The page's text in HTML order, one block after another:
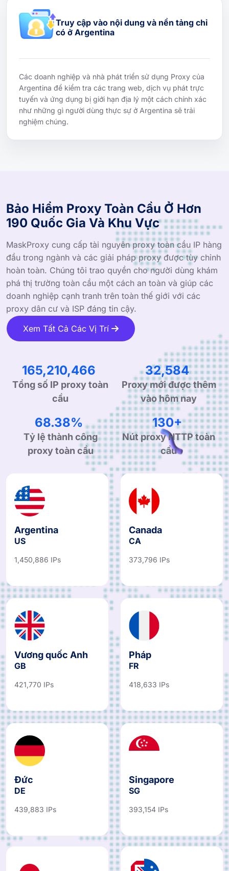
Truy cập vào nội dung và nền tảng chỉ
có ở Argentina
Các doanh nghiệp và nhà phát triển sử dụng Proxy của
Argentina để kiểm tra các trang web, dịch vụ phát trực
tuyến và ứng dụng bị giới hạn địa lý một cách chính xác
như những gì người dùng thực sự ở Argentina sẽ trải
nghiệm chúng.
Bảo Hiểm Proxy Toàn Cầu Ở Hơn
190 Quốc Gia Và Khu Vực
MaskProxy cung cấp tài nguyên proxy toàn cầu IP hàng
đầu trong ngành và các giải pháp proxy được tùy chỉnh
hoàn toàn. Chúng tôi trao quyền cho người dùng khám
phá thị trường toàn cầu một cách an toàn và giúp các
doanh nghiệp cạnh tranh trên toàn thế giới với các
proxy dân cư và ISP đáng tin cậy.
Xem Tất Cả Các Vị Trí
239,733,264
Tổng số IP proxy toàn
cầu
47,598
Proxy mới được thêm
vào hôm nay
99.90%
Tỷ lệ thành công
proxy toàn cầu
190+
Nút proxy HTTP toàn
cầu
Argentina
US
1,450,886 IPs
Canada
CA
373,796 IPs
Vương quốc Anh
GB
421,770 IPs
Pháp
FR
418,633 IPs
Đức
DE
439,883 IPs
Singapore
SG
393,154 IPs